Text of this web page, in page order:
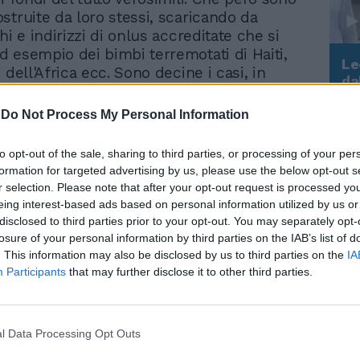
Do Not Process My Personal Information
opt-out of the sale, sharing to third parties, or processing of your
for targeted advertising by us, please use the below opt-out
selection. Please note that after your opt-out request is processed
interest-based ads based on personal information utilized by us
to third parties prior to your opt-out. You may separately
of your personal information by third parties on the IAB’s list of
This information may also be disclosed by us to third parties on the
Participants that may further disclose it to other third parties.
Data Processing Opt Outs
da loro stessi, scaricando da
e indirizzi di onlus accreditate che si
esempio dei bimbi terremotati di Haiti,
ecc. Sono decine i casi, in
Natale truffatori. «Per tutti gli anziani un
non aprite mai la porta a sconosciuti -
Nazionale Agenti e Sottufficiali delle
- Può essere molto pericoloso. Il
è solo quello di dare 50 euro in
che invece vengono intascati da
soprattutto essere rapinati. Perché
spesso babbi di Natale e befane
viso della vittima del cloroformio,
e poi svaligiano la casa». Insomma
«Per le truffe porta a porta sì. Ma di
Trump, Meloni e la strategia
americana